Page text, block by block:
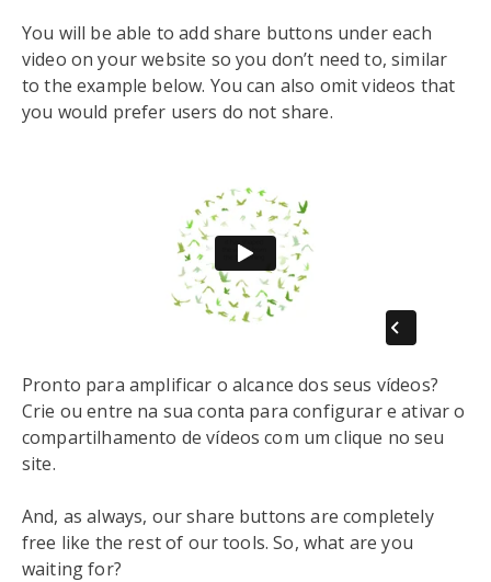
You will be able to add share buttons under each
video on your website so you don’t need to, similar
to the example below. You can also omit videos that
you would prefer users do not share.
Pronto para amplificar o alcance dos seus vídeos?
Crie ou entre na sua conta para configurar e ativar o
compartilhamento de vídeos com um clique no seu
site.
And, as always, our share buttons are completely
free like the rest of our tools. So, what are you
waiting for?